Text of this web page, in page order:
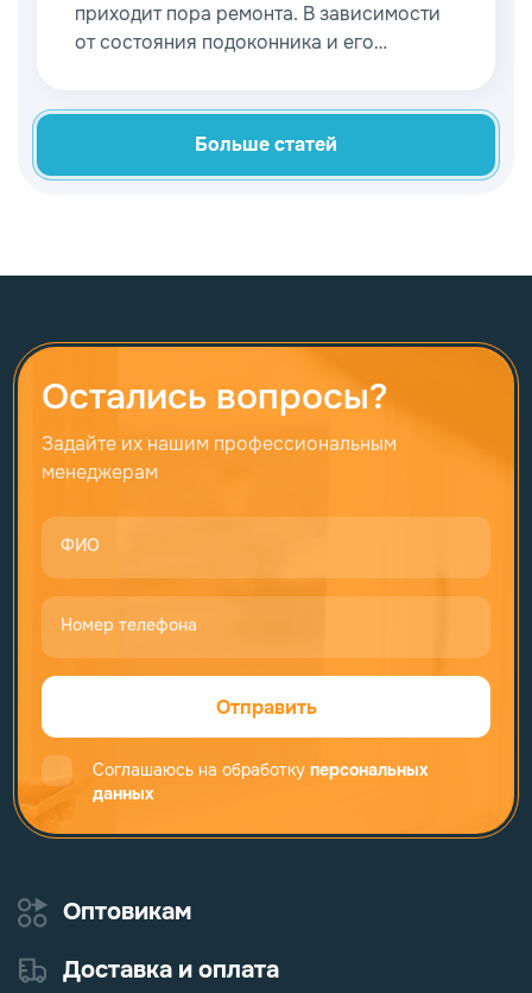
приходит пора ремонта. В зависимости
от состояния подоконника и его
Больше статей
Остались вопросы?
Задайте их нашим профессиональным
менеджерам
ФИО
Номер телефона
Отправить
Соглашаюсь на обработку персональных
данных
Оптовикам
Доставка и оплата